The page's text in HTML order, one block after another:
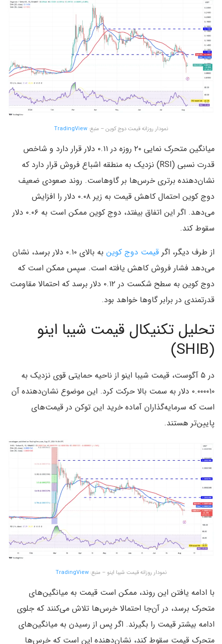
نمودار روزانه قیمت دوج کوین – منبع: TradingView
میانگین متحرک نمایی ۲۰ روزه در ۰.۱۱ دلار قرار دارد و شاخص
قدرت نسبی (RSI) نزدیک به منطقه اشباع فروش قرار دارد که
نشان‌دهنده برتری خرس‌ها بر گاوهاست. روند صعودی ضعیف
دوج کوین احتمال کاهش قیمت به زیر ۰.۰۸ دلار را افزایش
می‌دهد. اگر این اتفاق بیفتد، دوج کوین ممکن است به ۰.۰۶ دلار
سقوط کند.
از طرف دیگر، اگر قیمت دوج کوین
به بالای ۰.۱۰ دلار برسد، نشان
می‌دهد فشار فروش کاهش یافته است. سپس ممکن است که
دوج کوین به سطح شکست در ۰.۱۲ دلار برسد که احتمالا مقاومت
قدرتمندی در برابر گاوها خواهد بود.
تحلیل تکنیکال قیمت شیبا اینو
(SHIB)
در ۵ آگوست، قیمت شیبا اینو از ناحیه حمایتی قوی نزدیک به
۰.۰۰۰۰۱۰ دلار به سمت بالا حرکت کرد. این موضوع نشان‌دهنده آن
است که سرمایه‌گذاران آماده خرید این توکن در قیمت‌های
پایین‌تر هستند.
نمودار روزانه قیمت شیبا اینو – منبع: TradingView
با ادامه یافتن این روند، ممکن است قیمت به میانگین‌های
متحرک برسد، در آن‌جا احتمالا خرس‌ها تلاش می‌کنند که جلوی
ادامه بیشتر قیمت را بگیرند. اگر پس از رسیدن به میانگین‌های
متحرک قیمت سقوط کند، نشان‌دهنده این است که خرس‌ها